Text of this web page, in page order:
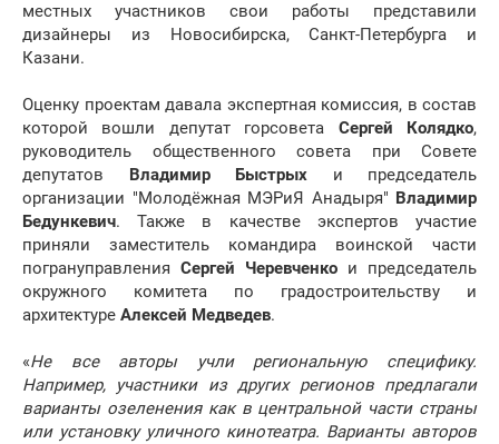
местных участников свои работы представили
дизайнеры из Новосибирска, Санкт-Петербурга и
Казани.
Оценку проектам давала экспертная комиссия, в состав
которой вошли депутат горсовета Сергей Колядко,
руководитель общественного совета при Совете
депутатов Владимир Быстрых и председатель
организации "Молодёжная МЭРиЯ Анадыря" Владимир
Бедункевич. Также в качестве экспертов участие
приняли заместитель командира воинской части
погрануправления Сергей Черевченко и председатель
окружного комитета по градостроительству и
архитектуре Алексей Медведев.
«Не все авторы учли региональную специфику.
Например, участники из других регионов предлагали
варианты озеленения как в центральной части страны
или установку уличного кинотеатра. Варианты авторов